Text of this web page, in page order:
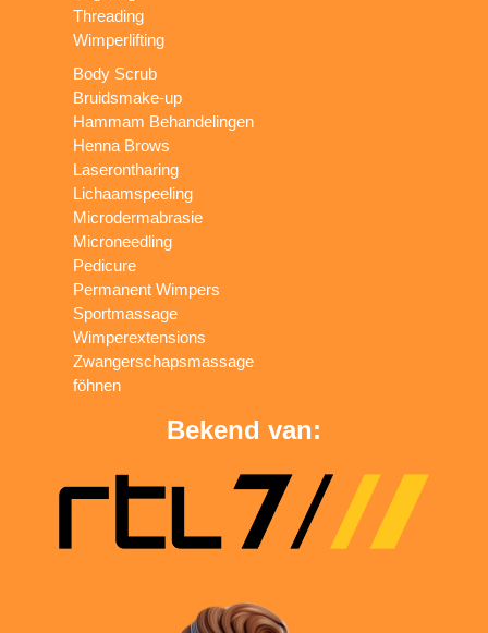
Threading
Wimperlifting
Body Scrub
Bruidsmake-up
Hammam Behandelingen
Henna Brows
Laserontharing
Lichaamspeeling
Microdermabrasie
Microneedling
Pedicure
Permanent Wimpers
Sportmassage
Wimperextensions
Zwangerschapsmassage
föhnen
Bekend van: